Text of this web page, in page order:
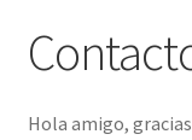
Hola amigo,